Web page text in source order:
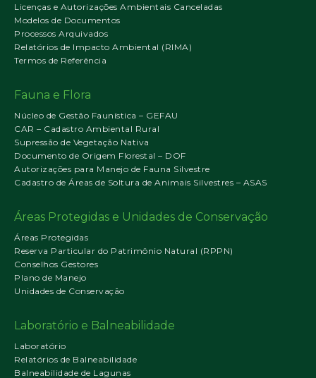
Licenças e Autorizações Ambientais Canceladas
Modelos de Documentos
Processos Arquivados
Relatórios de Impacto Ambiental (RIMA)
Termos de Referência
Fauna e Flora
Núcleo de Gestão Faunística – GEFAU
CAR – Cadastro Ambiental Rural
Supressão de Vegetação Nativa
Documento de Origem Florestal – DOF
Autorizações para Manejo de Fauna Silvestre
Cadastro de Áreas de Soltura de Animais Silvestres – ASAS
Áreas Protegidas e Unidades de Conservação
Áreas Protegidas
Reserva Particular do Patrimônio Natural (RPPN)
Conselhos Gestores
Plano de Manejo
Unidades de Conservação
Laboratório e Balneabilidade
Laboratório
Relatórios de Balneabilidade
Balneabilidade de Lagunas